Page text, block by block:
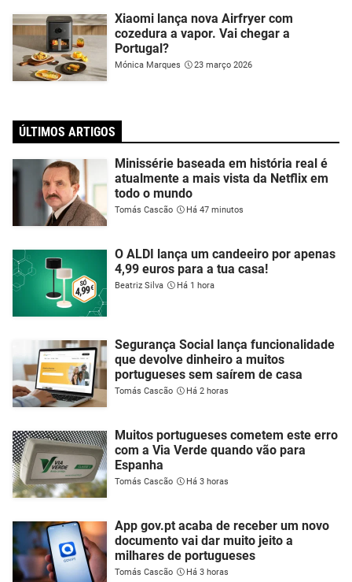
Xiaomi lança nova Airfryer com
cozedura a vapor. Vai chegar a
Portugal?
Mónica Marques 23 março 2026
ÚLTIMOS ARTIGOS
Minissérie baseada em história real é
atualmente a mais vista da Netflix em
todo o mundo
Tomás Cascão Há 47 minutos
O ALDI lança um candeeiro por apenas
4,99 euros para a tua casa!
Beatriz Silva Há 1 hora
Segurança Social lança funcionalidade
que devolve dinheiro a muitos
portugueses sem saírem de casa
Tomás Cascão Há 2 horas
Muitos portugueses cometem este erro
com a Via Verde quando vão para
Espanha
Tomás Cascão Há 3 horas
App gov.pt acaba de receber um novo
documento vai dar muito jeito a
milhares de portugueses
Tomás Cascão Há 3 horas